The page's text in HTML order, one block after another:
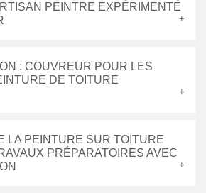
PEINTRE EXPÉRIMENTÉ
: COUVREUR POUR LES
DE TOITURE
LA PEINTURE SUR TOITURE
PRÉPARATOIRES AVEC